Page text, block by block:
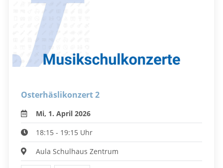
Osterhäslikonzert 2
Mi, 1. April 2026
18:15 - 19:15 Uhr
Aula Schulhaus Zentrum